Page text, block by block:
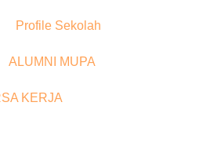
Profile Sekolah
ALUMNI MUPA
KERJA